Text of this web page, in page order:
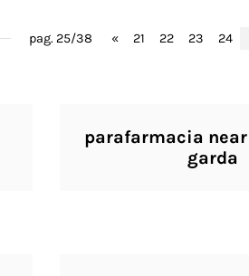
pag. 25/38 « 21 22 23 24
parafarmacia
garda